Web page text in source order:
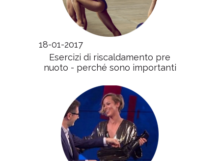
18-01-2017
Esercizi di riscaldamento pre
nuoto - perché sono importanti